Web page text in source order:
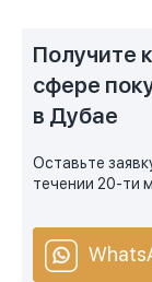
Получите
сфере
в Дубае
Оставьте
течении 20-ти